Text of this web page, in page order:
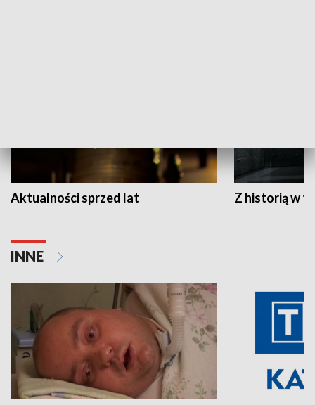
Aktualności sprzed lat Z historią w
INNE